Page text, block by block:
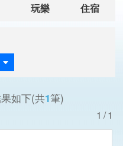
玩樂 住宿
如下(共1筆)
1/1